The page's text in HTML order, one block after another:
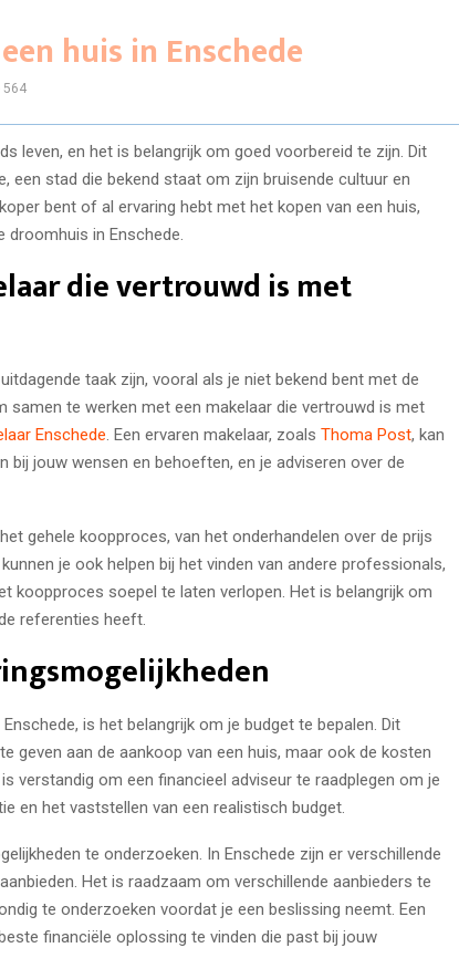
huis in Enschede
564
leven, en het is belangrijk om goed voorbereid te zijn. Dit
een stad die bekend staat om zijn bruisende cultuur en
bent of al ervaring hebt met het kopen van een huis,
droomhuis in Enschede.
die vertrouwd is met
taak zijn, vooral als je niet bekend bent met de
samen te werken met een makelaar die vertrouwd is met
Enschede . Een ervaren makelaar, zoals Thoma Post, kan
bij jouw wensen en behoeften, en je adviseren over de
gehele koopproces, van het onderhandelen over de prijs
je ook helpen bij het vinden van andere professionals,
koopproces soepel te laten verlopen. Het is belangrijk om
referenties heeft.
is het belangrijk om je budget te bepalen. Dit
geven aan de aankoop van een huis, maar ook de kosten
verstandig om een financieel adviseur te raadplegen om je
en het vaststellen van een realistisch budget.
te onderzoeken. In Enschede zijn er verschillende
Het is raadzaam om verschillende aanbieders te
te onderzoeken voordat je een beslissing neemt. Een
financiële oplossing te vinden die past bij jouw